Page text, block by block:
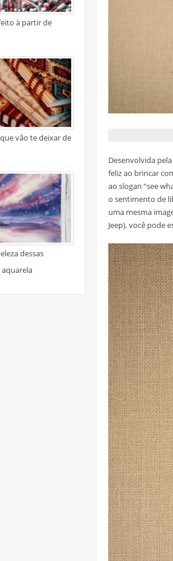
à partir de
vão te deixar de
dessas
Desenvolvida
feliz ao brincar
ao slogan “see
o sentimento de
uma mesma
Jeep), você pode